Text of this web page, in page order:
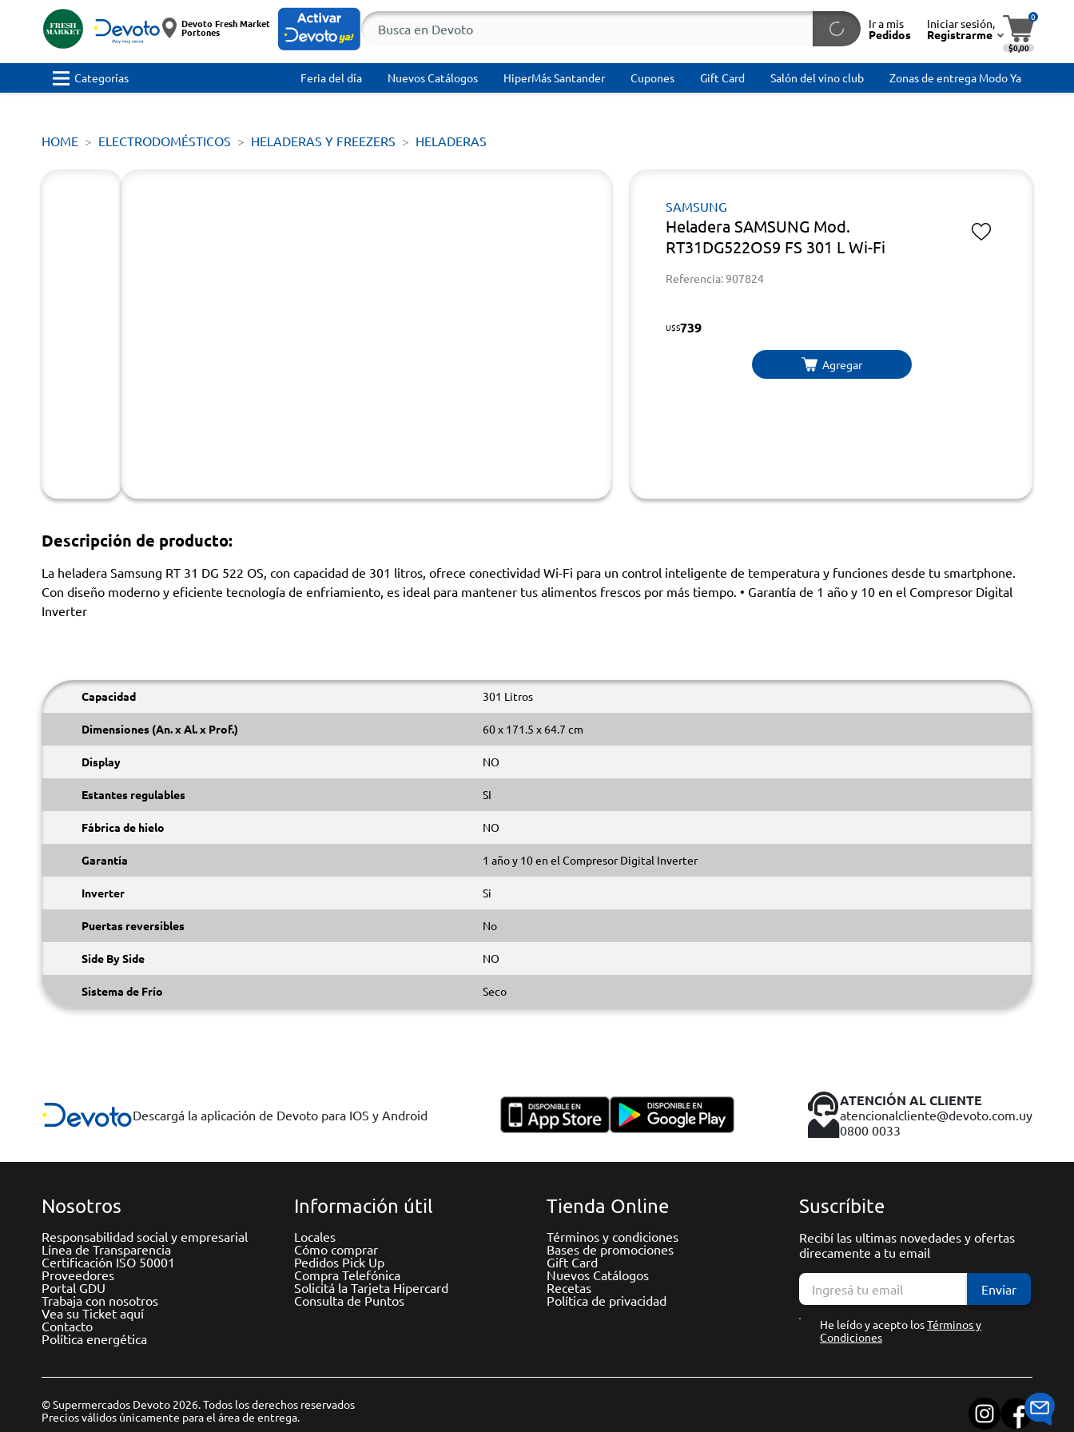
Devoto Fresh Market
Portones
Ir a mis
Pedidos
Iniciar sesión,
Registrarme
0
$0,00
Categorías Feria del día Nuevos Catálogos HiperMás Santander Cupones Gift Card Salón del vino club Zonas de entrega Modo Ya
HOME ELECTRODOMÉSTICOS HELADERAS Y FREEZERS HELADERAS
SAMSUNG
Heladera SAMSUNG Mod.
RT31DG522OS9 FS 301 L Wi-Fi
Referencia: 907824
U$S739
Agregar
Descripción de producto:
La heladera Samsung RT 31 DG 522 OS, con capacidad de 301 litros, ofrece conectividad Wi-Fi para un control inteligente de temperatura y funciones desde tu smartphone.
Con diseño moderno y eficiente tecnología de enfriamiento, es ideal para mantener tus alimentos frescos por más tiempo. • Garantía de 1 año y 10 en el Compresor Digital
Inverter
Capacidad 301 Litros
Dimensiones (An. x Al. x Prof.) 60 x 171.5 x 64.7 cm
Display NO
Estantes regulables SI
Fábrica de hielo NO
Garantía 1 año y 10 en el Compresor Digital Inverter
Inverter Si
Puertas reversibles No
Side By Side NO
Sistema de Frío Seco
Descargá la aplicación de Devoto para IOS y Android
ATENCIÓN AL CLIENTE
atencionalcliente@devoto.com.uy
0800 0033
Nosotros
Responsabilidad social y empresarial
Línea de Transparencia
Certificación ISO 50001
Proveedores
Portal GDU
Trabaja con nosotros
Vea su Ticket aquí
Contacto
Política energética
Información útil
Locales
Cómo comprar
Pedidos Pick Up
Compra Telefónica
Solicitá la Tarjeta Hipercard
Consulta de Puntos
Tienda Online
Términos y condiciones
Bases de promociones
Gift Card
Nuevos Catálogos
Recetas
Política de privacidad
Suscríbite
Recibí las ultimas novedades y ofertas
direcamente a tu email
Enviar
He leído y acepto losTérminos y
Condiciones
© Supermercados Devoto 2026. Todos los derechos reservados
Precios válidos únicamente para el área de entrega.